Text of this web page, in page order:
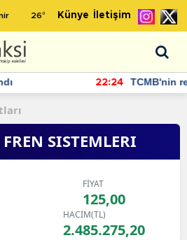
26° Künye İletişim
artan momentum devam ediyor
SISTEMLERI
FİYAT
125,00
HACİM(TL)
2.485.275,20